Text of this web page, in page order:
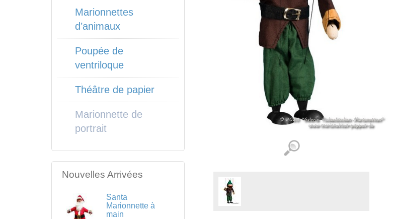
Marionnettes
d’animaux
Poupée de
ventriloque
Théâtre de papier
Marionnette de
portrait
Nouvelles Arrivées
Santa
Marionnette à
main